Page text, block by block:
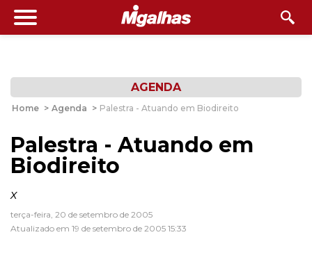
AGENDA
Home > Agenda > Palestra - Atuando em Biodireito
Palestra - Atuando em
Biodireito
x
terça-feira, 20 de setembro de 2005
Atualizado em 19 de setembro de 2005 15:33